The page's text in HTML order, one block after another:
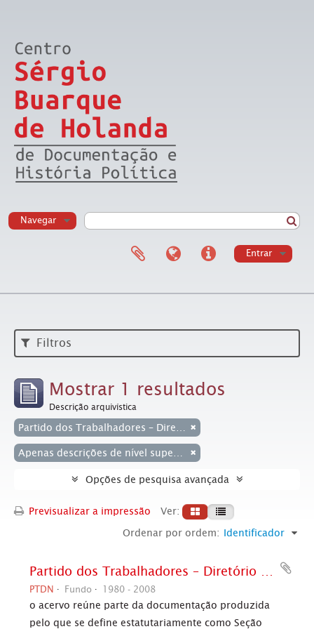
Navegar
Entrar
Filtros
Mostrar 1 resultados
Descrição arquivística
Opções de pesquisa avançada
Previsualizar a impressão
Ver:
Ordenar por ordem: Identificador
Partido dos Trabalhadores – Diretório Nacional
PTDN Fundo 1980 - 2008
o acervo reúne parte da documentação produzida
pelo que se define estatutariamente como Seção